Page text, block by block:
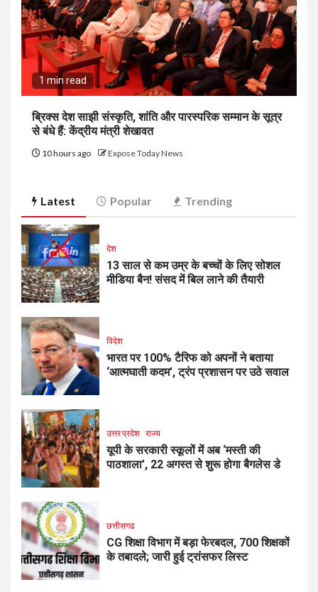
1 min read
ब्रिक्स देश साझी संस्कृति, शांति और पारस्परिक सम्मान के सूत्र
से बंधे हैं: केंद्रीय मंत्री शेखावत
10 hours ago Expose Today News
Latest Popular Trending
देश
13 साल से कम उम्र के बच्चों के लिए सोशल
मीडिया बैन! संसद में बिल लाने की तैयारी
विदेश
भारत पर 100% टैरिफ को अपनों ने बताया
‘आत्मघाती कदम’, ट्रंप प्रशासन पर उठे सवाल
उत्तर प्रदेश राज्य
यूपी के सरकारी स्कूलों में अब ‘मस्ती की
पाठशाला’, 22 अगस्त से शुरू होगा बैगलेस डे
छत्तीसगढ
CG शिक्षा विभाग में बड़ा फेरबदल, 700 शिक्षकों
के तबादले; जारी हुई ट्रांसफर लिस्ट